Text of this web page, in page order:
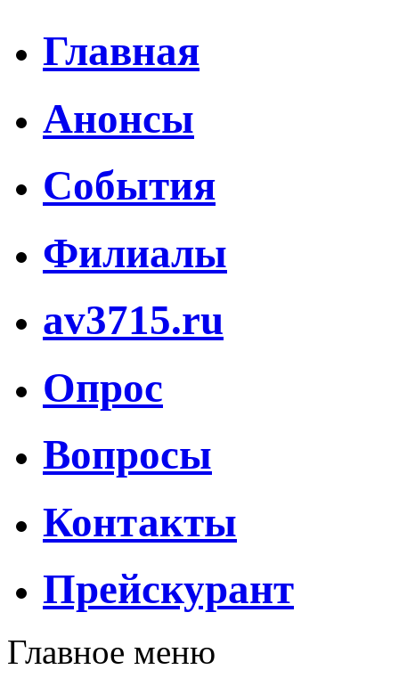
Главная
Анонсы
События
Филиалы
av3715.ru
Опрос
Вопросы
Контакты
Прейскурант
Главное меню